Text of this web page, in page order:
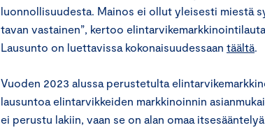
luonnollisuudesta. Mainos ei ollut yleisesti miestä
tavan vastainen”, kertoo
Lausunto on luettavissa kokonaisuudessaan täältä.
Vuoden 2023 alussa perustetulta
lausuntoa elintarvikkeiden markkinoinnin
ei perustu lakiin, vaan se on alan omaa